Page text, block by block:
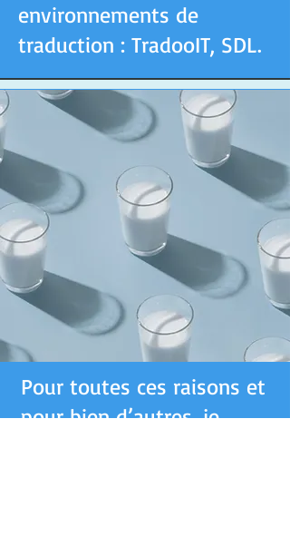
environnements de
traduction : TradooIT, SDL.
Pour toutes ces raisons et
pour bien d’autres, je